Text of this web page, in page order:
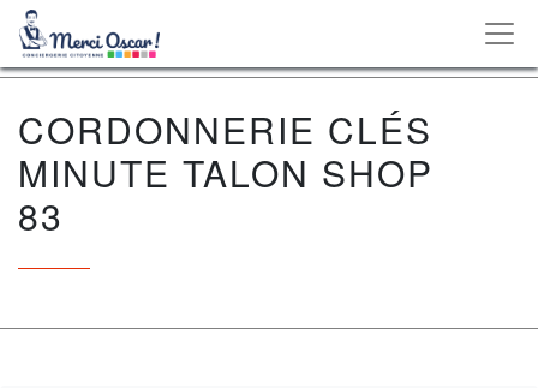
CORDONNERIE CLÉS
MINUTE TALON SHOP
83